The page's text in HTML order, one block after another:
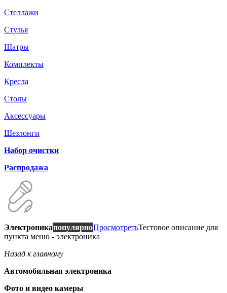
Стеллажи
Стулья
Шатры
Комплекты
Кресла
Столы
Аксессуары
Шезлонги
Набор очистки
Распродажа
ЭлектроникапопулярноПросмотретьТестовое описание для
пункта меню - электроника
Назад к главному
Автомобильная электроника
Фото и видео камеры